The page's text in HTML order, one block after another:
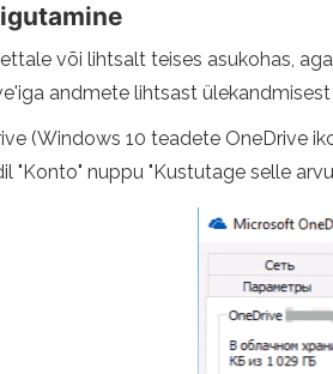
või lihtsalt teises asukohas,
andmete lihtsast
(Windows 10 teadete OneDrive
"Konto" nuppu "Kustutage selle